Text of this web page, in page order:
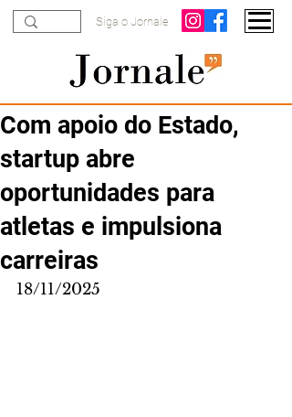
Siga o Jornale
Com apoio do Estado,
startup abre
oportunidades para
atletas e impulsiona
carreiras
18/11/2025